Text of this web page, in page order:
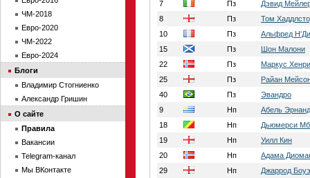
7
Пз
Дэвид
8
Пз
Том
10
Пз
Альфред
15
Пз
Шон Малони
22
Пз
Маркус
25
Пз
Райан
40
Пз
Эвандро
9
Нп
Абель
18
Нп
Дьюмерси
19
Нп
Уилл Кин
20
Нп
Адама
29
Нп Джаррод
ЧМ-2018
Евро-2020
ЧМ-2022
Евро-2024
Блоги
Владимир Стогниенко
Александр Гришин
О сайте
Правила
Вакансии
Telegram-канал
Мы ВКонтакте